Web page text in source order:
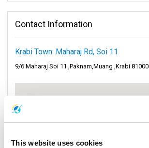
This website uses cookies
Contact Information
Krabi Town: Maharaj Rd, Soi 11
9/6 Maharaj Soi 11 ,Paknam,Muang ,Krabi